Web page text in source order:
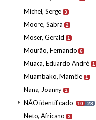
Michel, Serge 3
Moore, Sabra 2
Moser, Gerald 1
Mourão, Fernando 6
Muaca, Eduardo André 1
Muambako, Mamèle 1
Nana, Joanny 1
NÃO identificado 10 28
Neto, Africano 3